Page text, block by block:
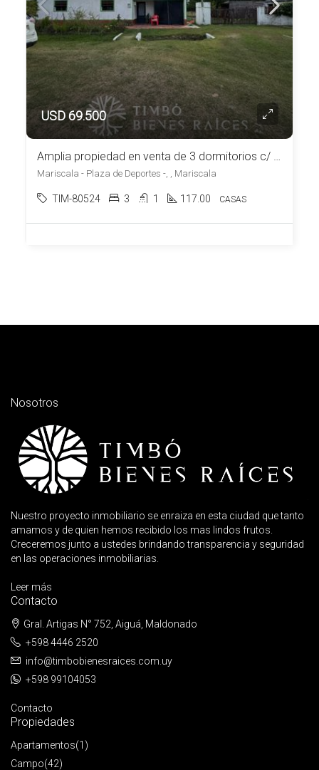
USD 69.500
Amplia propiedad en venta de 3 dormitorios c/ cochera en Mariscala
Mariscala - Plaza de Deportes -, , Mariscala
TIM-80524 3 1 117.00 CASAS
Nosotros
Nuestro proyecto inmobiliario se enraiza en esta ciudad que tanto
amamos y de quien hemos recibido los mas lindos frutos.
Creceremos junto a ustedes brindando transparencia y seguridad
en las operaciones inmobiliarias.
Leer más
Contacto
Gral. Artigas N° 752, Aiguá, Maldonado
+598 4446 2520
info@timbobienesraices.com.uy
+598 99104053
Contacto
Propiedades
Apartamentos(1)
Campo(42)